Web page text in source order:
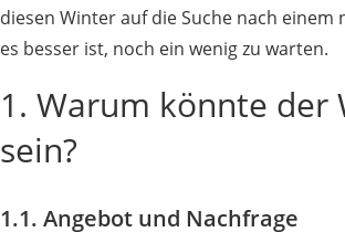
Autobatterie-Ladegerät
Starthilfe mit Kompressor
Felgenbaum
Diesel-Additiv
Service
diesen Winter auf die Suche nach
es besser ist, noch ein wenig zu warten.
1. Warum könnte der
sein?
1.1. Angebot und Nachfrage